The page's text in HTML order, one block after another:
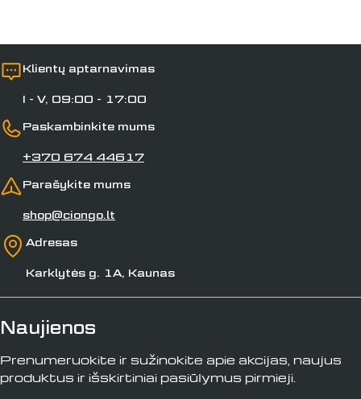
Klientų aptarnavimas
I - V, 09:00 - 17:00
Paskambinkite mums
+370 674 44617
Parašykite mums
shop@ciongo.lt
Adresas
Karklytės g. 1A, Kaunas
Naujienos
Prenumeruokite ir sužinokite apie akcijas, naujus
produktus ir išskirtiniai pasiūlymus pirmieji.